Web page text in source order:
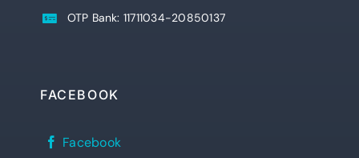
OTP Bank: 11711034-20850137
FACEBOOK
Sylvester
János
Facebook